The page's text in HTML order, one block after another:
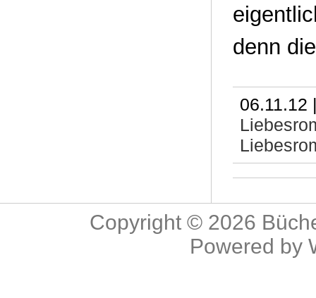
denn
06.11.12
Copyright © 2026
Powered by